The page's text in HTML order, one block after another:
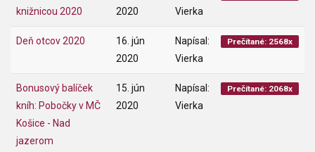
knižnicou 2020
2020
Vierka
Deň otcov 2020
16. jún
2020
Napísal:
Vierka
Prečítané: 2568x
Bonusový balíček
kníh: Pobočky v MČ
Košice - Nad
jazerom
15. jún
2020
Napísal:
Vierka
Prečítané: 2068x